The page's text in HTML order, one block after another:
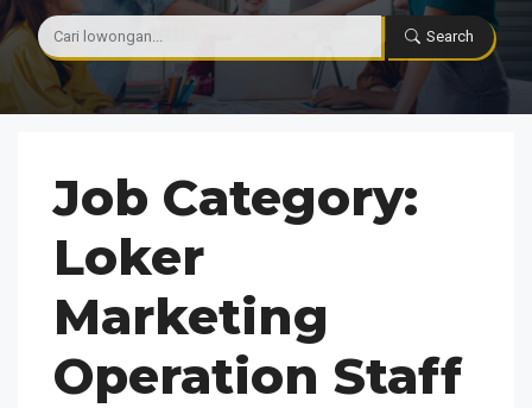
Search
Job Category:
Loker
Marketing
Operation Staff